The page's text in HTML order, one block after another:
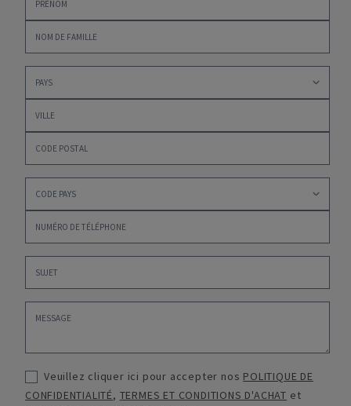
Veuillez cliquer ici pour accepter nos POLITIQUE DE
CONFIDENTIALITÉ, TERMES ET CONDITIONS D'ACHAT et